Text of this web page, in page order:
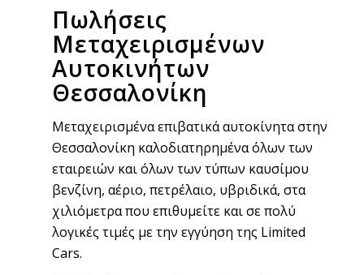
Πωλήσεις
Μεταχειρισμένων
Αυτοκινήτων
Θεσσαλονίκη
Μεταχειρισμένα επιβατικά αυτοκίνητα στην
Θεσσαλονίκη καλοδιατηρημένα όλων των
εταιρειών και όλων των τύπων καυσίμου
βενζίνη, αέριο, πετρέλαιο, υβριδικά, στα
χιλιόμετρα που επιθυμείτε και σε πολύ
λογικές τιμές με την εγγύηση της Limited
Cars.